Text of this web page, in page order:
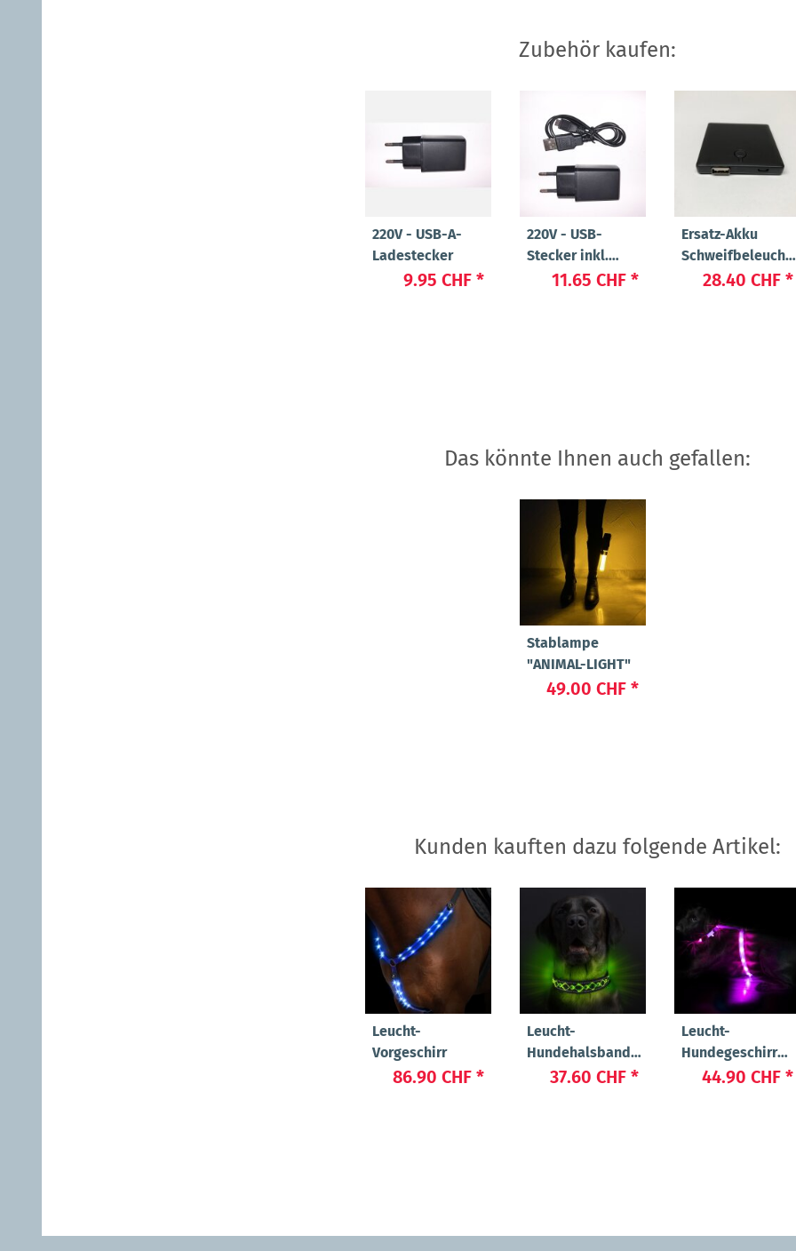
Zubehör kaufen:
220V - USB-A-
Ladestecker
9.95 CHF *
220V - USB-
Stecker inkl.
Kabel USB-A auf
11.65 CHF *
Ersatz-Akku
"Long 2.0"
28.40 CHF *
Das könnte Ihnen auch gefallen:
Stablampe
"ANIMAL-LIGHT"
49.00 CHF *
Kunden kauften dazu folgende Artikel:
Leucht-
Vorgeschirr
86.90 CHF *
Leucht-
Hundehalsband
"Beauty"
37.60 CHF *
Leucht-
Hundegeschirr
"Ninja"
44.90 CHF *